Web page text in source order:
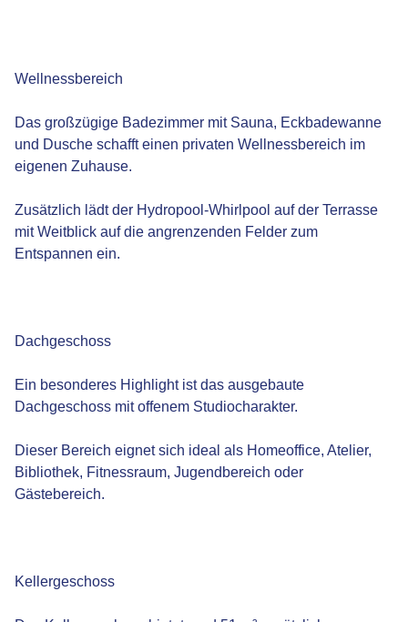
Wellnessbereich
Das großzügige Badezimmer mit Sauna, Eckbadewanne
und Dusche schafft einen privaten Wellnessbereich im
eigenen Zuhause.
Zusätzlich lädt der Hydropool-Whirlpool auf der Terrasse
mit Weitblick auf die angrenzenden Felder zum
Entspannen ein.
Dachgeschoss
Ein besonderes Highlight ist das ausgebaute
Dachgeschoss mit offenem Studiocharakter.
Dieser Bereich eignet sich ideal als Homeoffice, Atelier,
Bibliothek, Fitnessraum, Jugendbereich oder
Gästebereich.
Kellergeschoss